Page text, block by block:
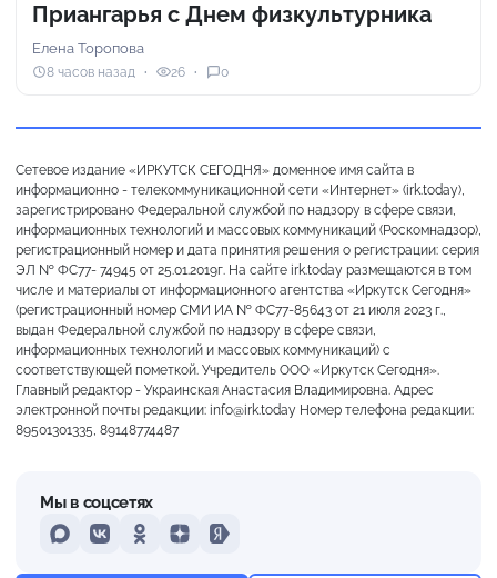
Приангарья с Днем физкультурника
Елена Торопова
8 часов назад 26 0
Сетевое издание «ИРКУТСК СЕГОДНЯ» доменное имя сайта в
информационно - телекоммуникационной сети «Интернет» (irk.today),
зарегистрировано Федеральной службой по надзору в сфере связи,
информационных технологий и массовых коммуникаций (Роскомнадзор),
регистрационный номер и дата принятия решения о регистрации: серия
ЭЛ № ФС77- 74945 от 25.01.2019г. На сайте irk.today размещаются в том
числе и материалы от информационного агентства «Иркутск Сегодня»
(регистрационный номер СМИ ИА № ФС77-85643 от 21 июля 2023 г.,
выдан Федеральной службой по надзору в сфере связи,
информационных технологий и массовых коммуникаций) с
соответствующей пометкой. Учредитель ООО «Иркутск Сегодня».
Главный редактор - Украинская Анастасия Владимировна. Адрес
электронной почты редакции: info@irk.today Номер телефона редакции:
89501301335, 89148774487
Мы в соцсетях
MAXVKontakteOdnoklassniki
DzenYandex